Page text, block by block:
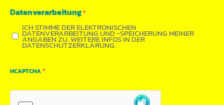
Datenverarbeitung*
ICH STIMME DER ELEKTRONISCHEN
DATENVERARBEITUNG UND -SPEICHERUNG MEINER
ANGABEN ZU. WEITERE INFOS IN DER
DATENSCHUTZERKLÄRUNG.
HCAPTCHA*